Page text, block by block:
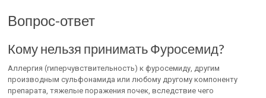
Вопрос-ответ
Кому нельзя принимать Фуросемид?
Аллергия (гиперчувствительность) к фуросемиду, другим
производным сульфонамида или любому другому компоненту
препарата, тяжелые поражения почек, вследствие чего